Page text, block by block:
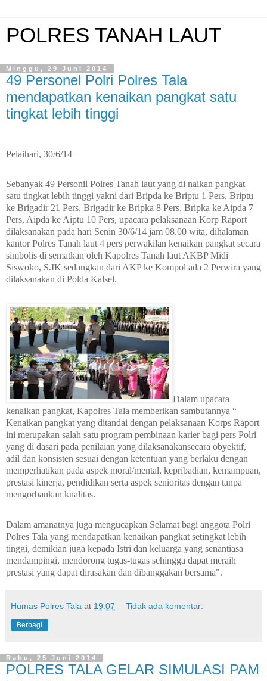
POLRES TANAH LAUT
Minggu, 29 Juni 2014
49 Personel Polri Polres Tala
mendapatkan kenaikan pangkat satu
tingkat lebih tinggi
Pelaihari, 30/6/14
Sebanyak 49 Personil Polres Tanah laut yang di naikan pangkat
satu tingkat lebih tinggi yakni dari Bripda ke Briptu 1 Pers, Briptu
ke Brigadir 21 Pers, Brigadir ke Bripka 8 Pers, Bripka ke Aipda 7
Pers, Aipda ke Aiptu 10 Pers, upacara pelaksanaan Korp Raport
dilaksanakan pada hari Senin 30/6/14 jam 08.00 wita, dihalaman
kantor Polres Tanah laut 4 pers perwakilan kenaikan pangkat secara
simbolis di sematkan oleh Kapolres Tanah laut AKBP Midi
Siswoko, S.IK sedangkan dari AKP ke Kompol ada 2 Perwira yang
dilaksanakan di Polda Kalsel.
Dalam upacara
kenaikan pangkat, Kapolres Tala memberikan sambutannya “
Kenaikan pangkat yang ditandai dengan pelaksanaan Korps Raport
ini merupakan salah satu program pembinaan karier bagi pers Polri
yang di dasari pada penilaian yang dilaksanakansecara obyektif,
adil dan konsisten sesuai dengan ketentuan yang berlaku dengan
memperhatikan pada aspek moral/mental, kepribadian, kemampuan,
prestasi kinerja, pendidikan serta aspek senioritas dengan tanpa
mengorbankan kualitas.
Dalam amanatnya juga mengucapkan Selamat bagi anggota Polri
Polres Tala yang mendapatkan kenaikan pangkat setingkat lebih
tinggi, demikian juga kepada Istri dan keluarga yang senantiasa
mendampingi, mendorong tugas-tugas sehingga dapat meraih
prestasi yang dapat dirasakan dan dibanggakan bersama".
Humas Polres Tala at 19.07 Tidak ada komentar:
Berbagi
Rabu, 25 Juni 2014
POLRES TALA GELAR SIMULASI PAM